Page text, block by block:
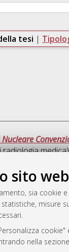
sito
sia
nella
tesi |
da